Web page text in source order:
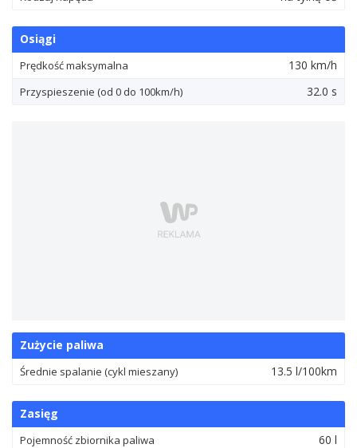
Osiągi
Prędkość maksymalna 130 km/h
Przyspieszenie (od 0 do 100km/h) 32.0 s
Zużycie paliwa
Średnie spalanie (cykl mieszany) 13.5 l/100km
Zasięg
Pojemność zbiornika paliwa 60 l